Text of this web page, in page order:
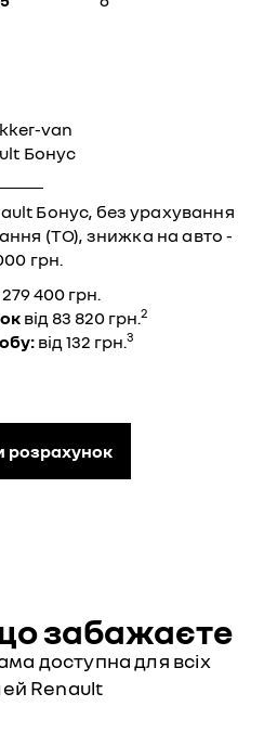
Бонус
Бонус, без урахування
(ТО), знижка на авто -
грн.
279 400 грн.
від 83 820 грн.2
від 132 грн.3
розрахунок
забажаєте
доступна для всіх
Renault